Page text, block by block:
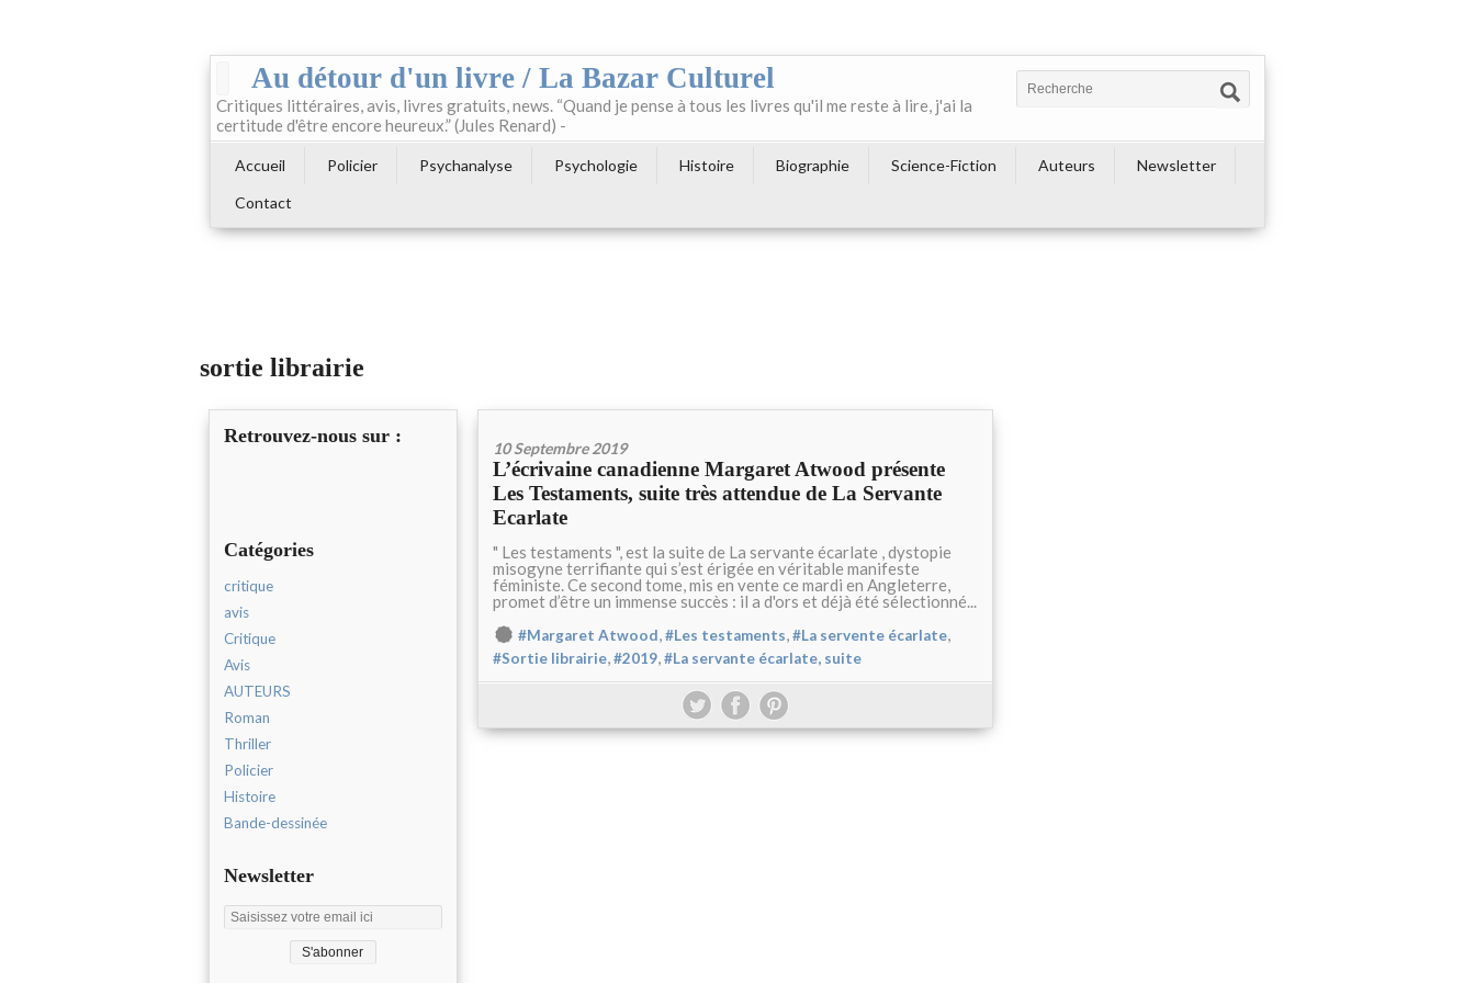
Au détour d'un livre / La Bazar Culturel
Critiques littéraires, avis, livres gratuits, news. “Quand je pense à tous les livres qu'il me reste à lire, j'ai la
certitude d'être encore heureux.” (Jules Renard) -
Accueil Policier Psychanalyse Psychologie Histoire Biographie Science-Fiction Auteurs
Newsletter
Contact
sortie librairie
Retrouvez-nous sur :
Catégories
critique
avis
Critique
Avis
AUTEURS
Roman
Thriller
Policier
Histoire
Bande-dessinée
Newsletter
10 Septembre 2019
L’écrivaine canadienne Margaret Atwood présente
Les Testaments, suite très attendue de La Servante
Ecarlate
" Les testaments ", est la suite de La servante écarlate , dystopie
misogyne terrifiante qui s’est érigée en véritable manifeste
féministe. Ce second tome, mis en vente ce mardi en Angleterre,
promet d’être un immense succès : il a d'ors et déjà été sélectionné...
#Margaret Atwood,#Les testaments,#La servente écarlate,
#Sortie librairie,#2019,#La servante écarlate, suite